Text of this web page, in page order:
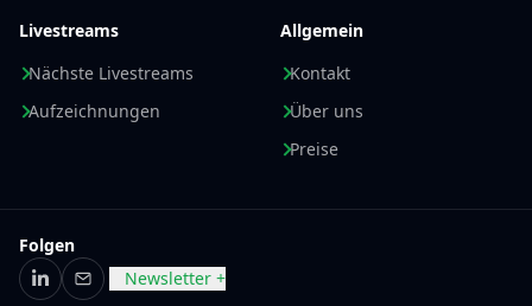
Livestreams
Nächste Livestreams
Aufzeichnungen
Allgemein
Kontakt
Über uns
Preise
Folgen
LinkedIn
E-MailNewsletter +